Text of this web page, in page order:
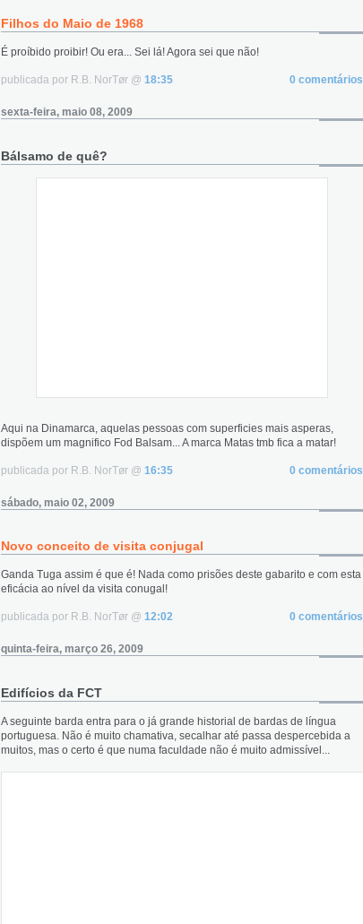
Filhos do Maio de 1968
É proíbido proibir! Ou era... Sei lá! Agora sei que não!
publicada por R.B. NorTør @ 18:35 0 comentários
sexta-feira, maio 08, 2009
Bálsamo de quê?
Aqui na Dinamarca, aquelas pessoas com superficies mais asperas,
dispõem um magnifico Fod Balsam... A marca Matas tmb fica a matar!
publicada por R.B. NorTør @ 16:35 0 comentários
sábado, maio 02, 2009
Novo conceito de visita conjugal
Ganda Tuga assim é que é! Nada como prisões deste gabarito e com esta
eficácia ao nível da visita conugal!
publicada por R.B. NorTør @ 12:02 0 comentários
quinta-feira, março 26, 2009
Edifícios da FCT
A seguinte barda entra para o já grande historial de bardas de língua
portuguesa. Não é muito chamativa, secalhar até passa despercebida a
muitos, mas o certo é que numa faculdade não é muito admissível...